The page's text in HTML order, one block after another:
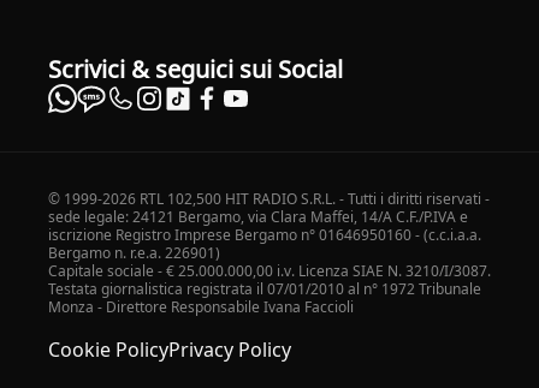
Scrivici & seguici sui Social
© 1999-2026 RTL 102,500 HIT RADIO S.R.L. - Tutti i diritti riservati -
sede legale: 24121 Bergamo, via Clara Maffei, 14/A C.F./P.IVA e
iscrizione Registro Imprese Bergamo n° 01646950160 - (c.c.i.a.a.
Bergamo n. r.e.a. 226901)
Capitale sociale - € 25.000.000,00 i.v. Licenza SIAE N. 3210/I/3087.
Testata giornalistica registrata il 07/01/2010 al n° 1972 Tribunale
Monza - Direttore Responsabile Ivana Faccioli
Cookie PolicyPrivacy Policy